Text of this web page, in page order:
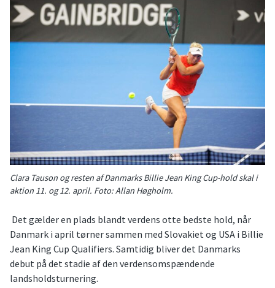
Clara Tauson og resten af Danmarks Billie Jean King Cup-hold skal i
aktion 11. og 12. april. Foto: Allan Høgholm.
Det gælder en plads blandt verdens otte bedste hold, når
Danmark i april tørner sammen med Slovakiet og USA i Billie
Jean King Cup Qualifiers. Samtidig bliver det Danmarks
debut på det stadie af den verdensomspændende
landsholdsturnering.